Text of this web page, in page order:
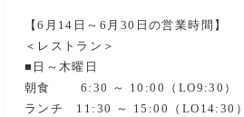
【6月14日～6月30日の営業時間】
＜レストラン＞
■日～木曜日
朝食 6:30 ～ 10:00（LO9:30）
ランチ 11:30 ～ 15:00（LO14:30）